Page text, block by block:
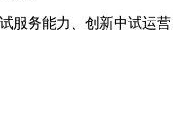
服务能力、创新中试运营